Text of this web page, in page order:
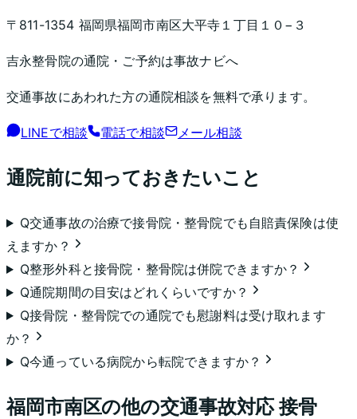
〒811-1354 福岡県福岡市南区大平寺１丁目１０−３
吉永整骨院の通院・ご予約は事故ナビへ
交通事故にあわれた方の通院相談を無料で承ります。
LINEで相談 電話で相談 メール相談
通院前に知っておきたいこと
Q交通事故の治療で接骨院・整骨院でも自賠責保険は使
えますか？
Q整形外科と接骨院・整骨院は併院できますか？
Q通院期間の目安はどれくらいですか？
Q接骨院・整骨院での通院でも慰謝料は受け取れます
か？
Q今通っている病院から転院できますか？
福岡市南区の他の交通事故対応 接骨